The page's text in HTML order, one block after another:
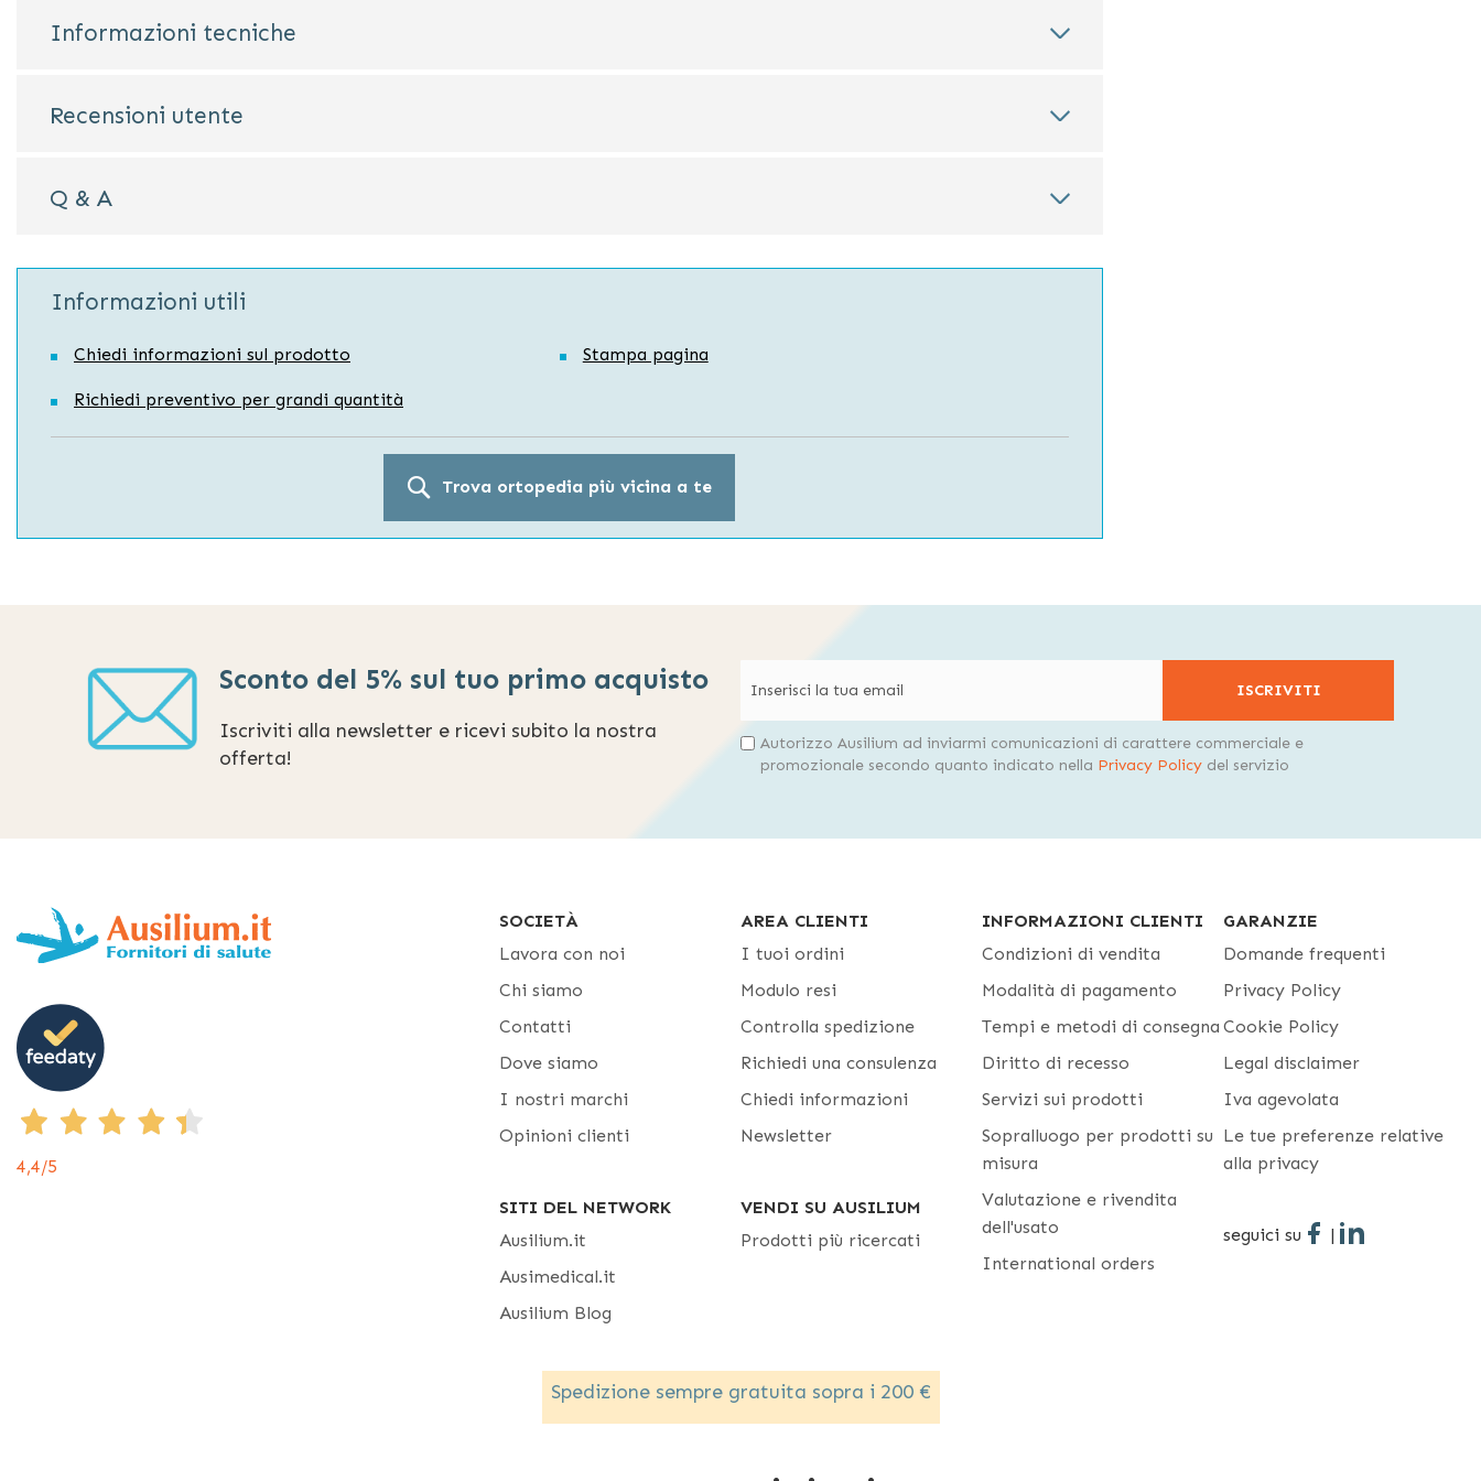
Informazioni tecniche
Recensioni utente
Q & A
Informazioni utili
Chiedi informazioni sul prodotto Stampa pagina
Richiedi preventivo per grandi quantità
Trova ortopedia più vicina a te
Sconto del 5% sul tuo primo acquisto
Iscriviti alla newsletter e ricevi subito la nostra
offerta!
ISCRIVITI
Autorizzo Ausilium ad inviarmi comunicazioni di carattere commerciale e
promozionale secondo quanto indicato nella Privacy Policy del servizio
4,4/5
SOCIETÀ
Lavora con noi
Chi siamo
Contatti
Dove siamo
I nostri marchi
Opinioni clienti
SITI DEL NETWORK
Ausilium.it
Ausimedical.it
Ausilium Blog
AREA CLIENTI
I tuoi ordini
Modulo resi
Controlla spedizione
Richiedi una consulenza
Chiedi informazioni
Newsletter
VENDI SU AUSILIUM
Prodotti più ricercati
INFORMAZIONI CLIENTI
Condizioni di vendita
Modalità di pagamento
Tempi e metodi di consegna
Diritto di recesso
Servizi sui prodotti
Sopralluogo per prodotti su
misura
Valutazione e rivendita
dell'usato
International orders
GARANZIE
Domande frequenti
Privacy Policy
Cookie Policy
Legal disclaimer
Iva agevolata
Le tue preferenze relative
alla privacy
seguici su |
Spedizione sempre gratuita sopra i 200 €